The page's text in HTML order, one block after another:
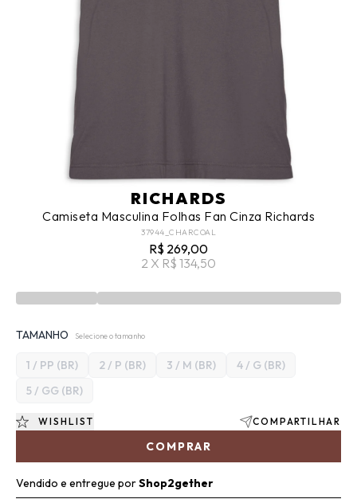
RICHARDS
Camiseta Masculina Folhas Fan Cinza Richards
37944_CHARCOAL
R$ 269,00
2 X R$ 134,50
TAMANHO Selecione o tamanho
1 / PP (BR) 2 / P (BR) 3 / M (BR)
4 / G (BR)
5 / GG (BR)
COMPRAR
WISHLIST COMPARTILHAR
Vendido e entregue porShop2gether